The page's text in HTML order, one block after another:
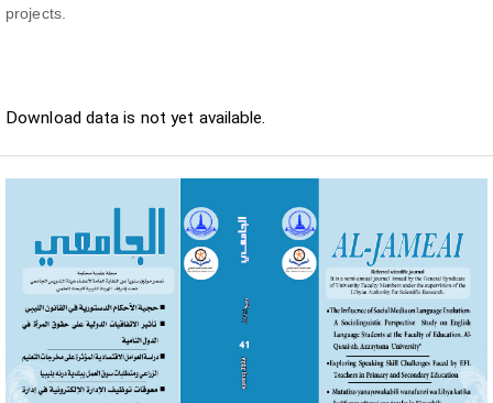
projects.
Download data is not yet available.